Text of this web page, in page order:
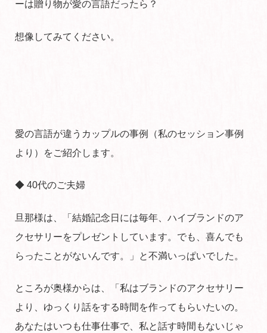
ーは贈り物が愛の言語だったら？
想像してみてください。
愛の言語が違うカップルの事例（私のセッション事例
より）をご紹介します。
◆ 40代のご夫婦
旦那様は、「結婚記念日には毎年、ハイブランドのア
クセサリーをプレゼントしています。でも、喜んでも
らったことがないんです。」と不満いっぱいでした。
ところが奥様からは、「私はブランドのアクセサリー
より、ゆっくり話をする時間を作ってもらいたいの。
あなたはいつも仕事仕事で、私と話す時間もないじゃ